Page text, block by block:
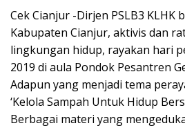
e
b
o
o
k
ss
e
n
g
er
at
s
A
p
p
e ai
l
Cek Cianjur -Dirjen PSLB3 KLHK
Kabupaten Cianjur, aktivis dan
lingkungan hidup, rayakan hari
2019 di aula Pondok Pesantren
Adapun yang menjadi tema
‘Kelola Sampah Untuk Hidup
Berbagai materi yang